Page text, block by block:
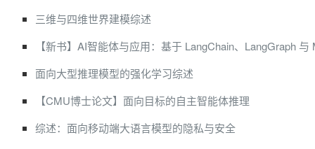
三维与四维世界建模综述
【新书】AI智能体与应用：基于 LangChain、LangGraph 与
面向大型推理模型的强化学习综述
【CMU博士论文】面向目标的自主智能体推理
综述：面向移动端大语言模型的隐私与安全